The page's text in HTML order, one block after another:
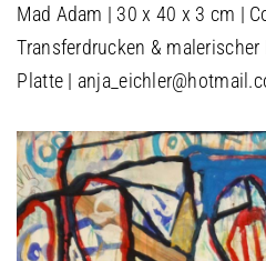
Mad Adam | 30 x 40 x 3 cm |
Transferdrucken &
Platte |